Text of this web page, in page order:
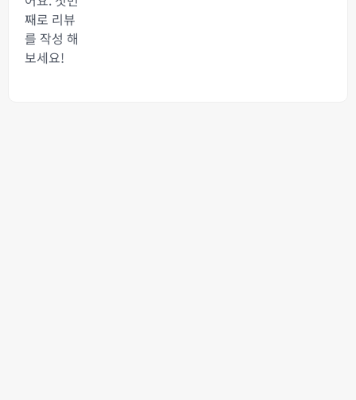
째로 리뷰
를 작성 해
보세요!